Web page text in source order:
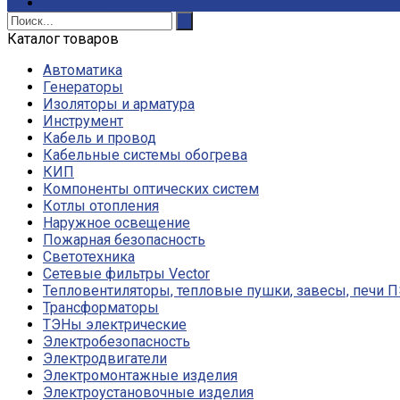
Каталог товаров
Автоматика
Генераторы
Изоляторы и арматура
Инструмент
Кабель и провод
Кабельные системы обогрева
КИП
Компоненты оптических систем
Котлы отопления
Наружное освещение
Пожарная безопасность
Светотехника
Сетевые фильтры Vector
Тепловентиляторы, тепловые пушки, завесы, печи
Трансформаторы
ТЭНы электрические
Электробезопасность
Электродвигатели
Электромонтажные изделия
Электроустановочные изделия